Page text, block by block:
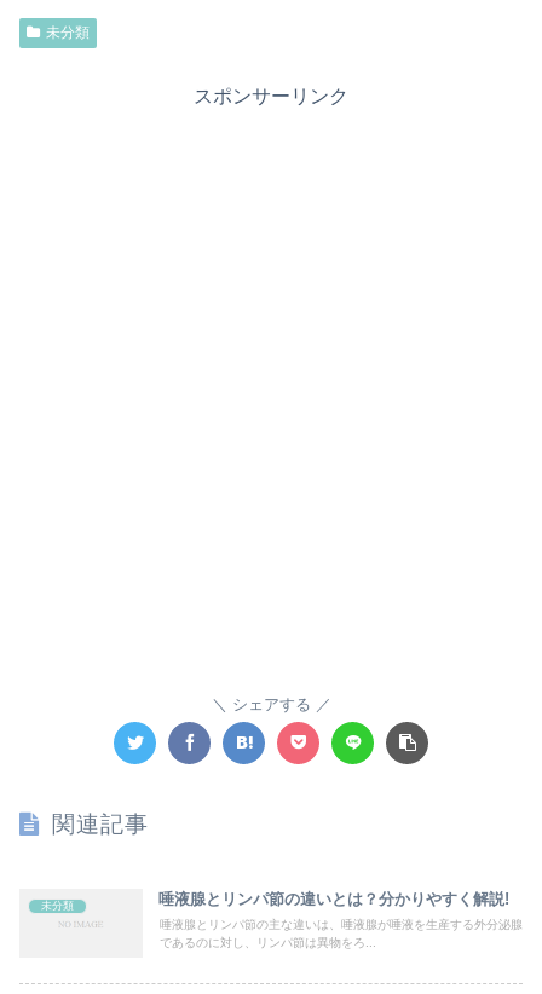
未分類
スポンサーリンク
シェアする
関連記事
未分類 唾液腺とリンパ節の違いとは？分かりやすく解説!
唾液腺とリンパ節の主な違いは、唾液腺が唾液を生産する外分泌腺
であるのに対し、リンパ節は異物をろ...